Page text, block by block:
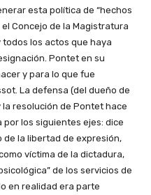
esta política de “hechos
Concejo de la Magistratura
los actos que haya
Pontet en su
y para lo que fue
La defensa (del dueño de
resolución de Pontet hace
los siguientes ejes: dice
de la libertad de expresión,
víctima de la dictadura,
de los servicios de
en realidad era parte